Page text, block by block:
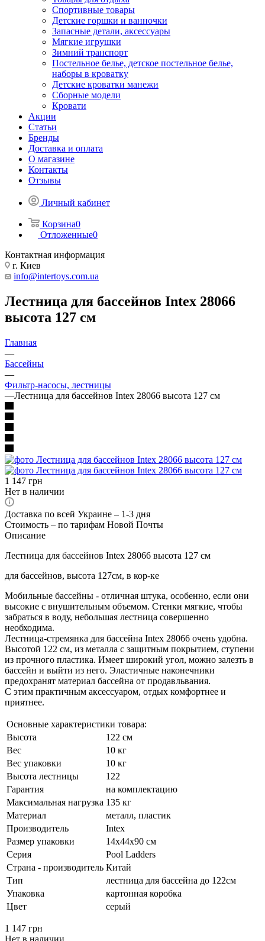
Спортивные товары
Детские горшки и ванночки
Запасные детали, аксессуары
Мягкие игрушки
Зимний транспорт
Постельное белье, детское постельное белье,
наборы в кроватку
Детские кроватки манежи
Сборные модели
Кровати
Акции
Статьи
Бренды
Доставка и оплата
О магазине
Контакты
Отзывы
Личный кабинет
Корзина0
Отложенные0
Контактная информация
г. Киев
info@intertoys.com.ua
Лестница для бассейнов Intex 28066
высота 127 см
Главная
—
Бассейны
—
Фильтр-насосы, лестницы
—Лестница для бассейнов Intex 28066 высота 127 см
1 147 грн
Нет в наличии
Доставка по всей Украине – 1-3 дня
Стоимость – по тарифам Новой Почты
Описание
Лестница для бассейнов Intex 28066 высота 127 см
для бассейнов, высота 127см, в кор-ке
Мобильные бассейны - отличная штука, особенно, если они
высокие с внушительным объемом. Стенки мягкие, чтобы
забраться в воду, небольшая лестница совершенно
необходима.
Лестница-стремянка для бассейна Intex 28066 очень удобна.
Высотой 122 см, из металла с защитным покрытием, ступени
из прочного пластика. Имеет широкий угол, можно залезть в
бассейн и выйти из него. Эластичные наконечники
предохранят материал бассейна от продавльвания.
С этим практичным аксессуаром, отдых комфортнее и
приятнее.
Основные характеристики товара:
Высота
122 см
Вес
10 кг
Вес упаковки
10 кг
Высота лестницы
122
Гарантия
на комплектацию
Максимальная нагрузка 135 кг
Материал
металл, пластик
Производитель
Intex
Размер упаковки
14x44x90 см
Серия
Pool Ladders
Страна - производитель Китай
Тип
лестница для бассейна до 122см
Упаковка
картонная коробка
Цвет
серый
1 147 грн
Нет в наличии